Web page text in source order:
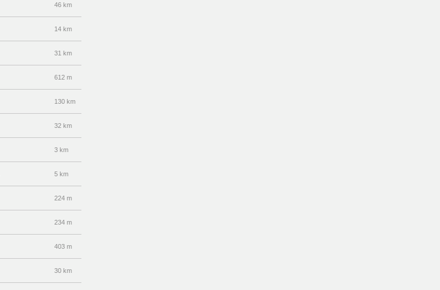
46 km
14 km
31 km
612 m
130 km
32 km
3 km
5 km
224 m
234 m
403 m
30 km